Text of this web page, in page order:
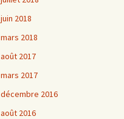
juin 2018
mars 2018
août 2017
mars 2017
décembre 2016
août 2016